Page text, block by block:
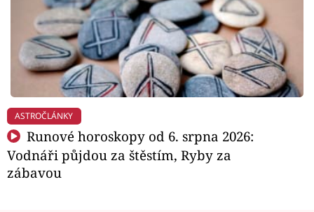
ASTROČLÁNKY
Runové horoskopy od 6. srpna 2026:
Vodnáři půjdou za štěstím, Ryby za
zábavou